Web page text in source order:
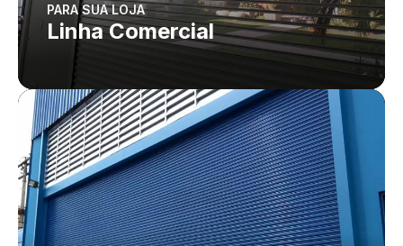
PARA SUA LOJA
Linha Comercial